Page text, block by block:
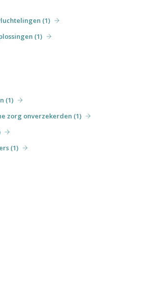
(1)
(1)
(1)
zorg onverzekerden (1)
(1)